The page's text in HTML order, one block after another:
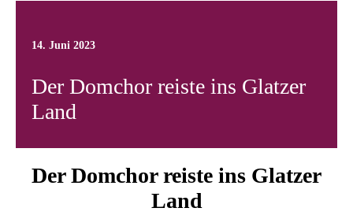
14. Juni 2023
Der Domchor reiste ins Glatzer
Land
Der Domchor reiste ins Glatzer
Land